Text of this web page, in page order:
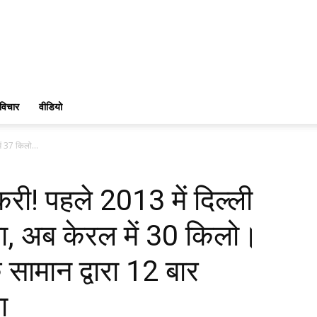
विचार वीडियो
37 किलो...
पहले 2013 में दिल्ली
अब केरल में 30 किलो।
द्वारा 12 बार